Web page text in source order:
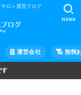
ロン運営ブログ
運営会社 無料
SEARCH
す